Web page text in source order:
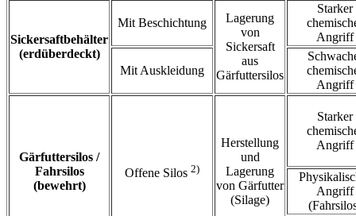
Sickersaftbehälter
(erdüberdeckt)
Mit Beschichtung
Lagerung
von
Sickersaft
aus
Gärfuttersilos
Starker
Angriff
Mit Auskleidung
Angriff
Gärfuttersilos /
Fahrsilos
(bewehrt)
Offene Silos 2)
Herstellung
und
Lagerung
von Gärfutter
(Silage)
Starker
Angriff
Angriff